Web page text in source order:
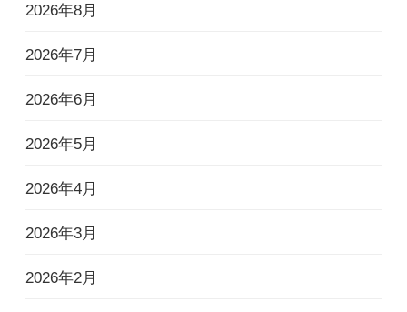
2026年8月
2026年7月
2026年6月
2026年5月
2026年4月
2026年3月
2026年2月